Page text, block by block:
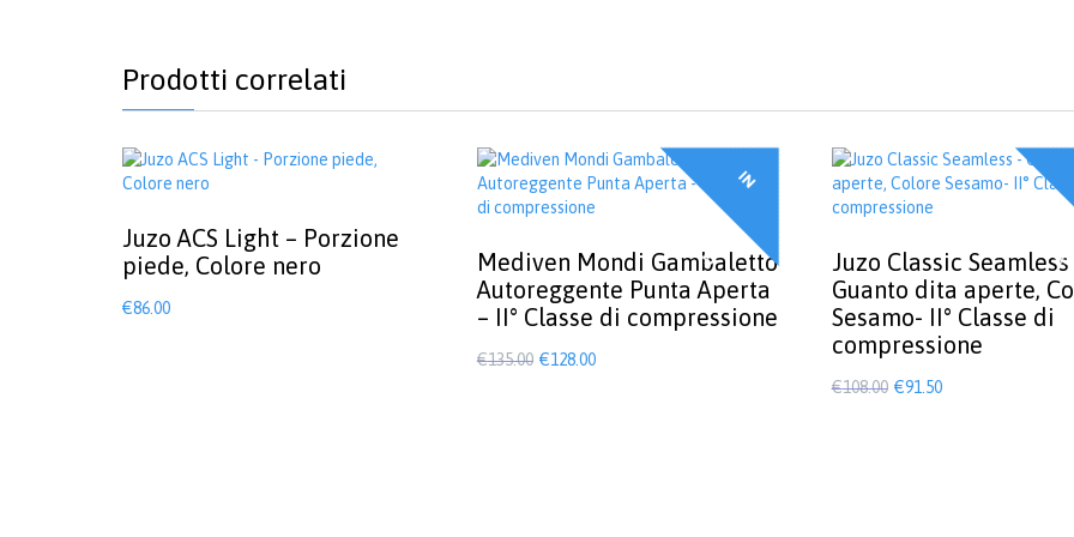
Prodotti correlati
Juzo ACS Light – Porzione
piede, Colore nero
€86.00
I
N
O
F
F
E
R
T
A
!
Mediven Mondi Gambaletto
Autoreggente Punta Aperta
– II° Classe di compressione
€135.00 Il
€128.00Il
O
!
Juzo Classic Seamless
Guanto dita aperte,
Sesamo- II° Classe di
compressione
€108.00 Il
€91.50Il